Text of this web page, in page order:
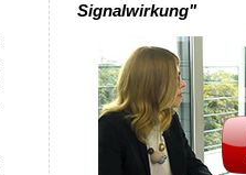
Signalwirkung"